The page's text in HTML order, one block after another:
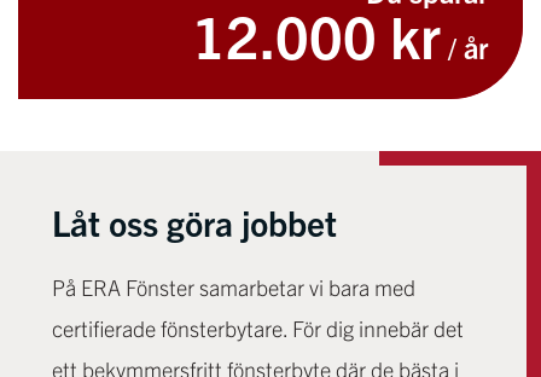
12.000 kr / år
Låt oss göra jobbet
På ERA Fönster samarbetar vi bara med
certifierade fönsterbytare. För dig innebär det
ett bekymmersfritt fönsterbyte där de bästa i